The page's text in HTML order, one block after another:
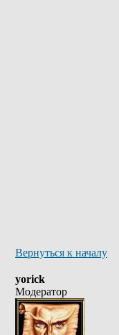
Вернуться к началу
yorick
Модератор